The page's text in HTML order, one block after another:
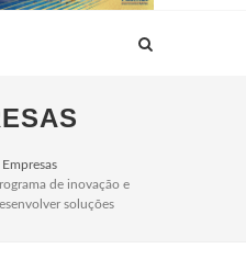
Empresas
de inovação e
soluções